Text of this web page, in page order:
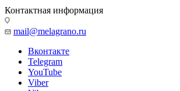
Контактная информация
mail@melagrano.ru
Вконтакте
Telegram
YouTube
Viber